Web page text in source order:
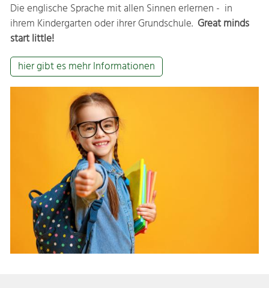
Die englische Sprache mit allen Sinnen erlernen - in
ihrem Kindergarten oder ihrer Grundschule. Great minds
start little!
hier gibt es mehr Informationen